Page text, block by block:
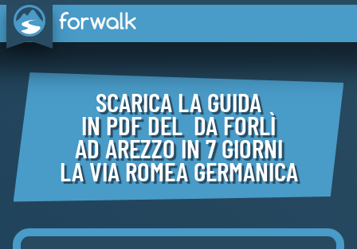
SCARICA LA GUIDA
IN PDF DEL DA FORLÌ
AD AREZZO IN 7 GIORNI
LA VIA ROMEA GERMANICA